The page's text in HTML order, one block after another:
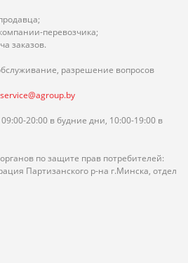
перевозчика;
заказов.
разрешение вопросов
service@agroup.by
20:00 в будние дни, 10:00-19:00 в
по защите прав потребителей:
Партизанского р-на г.Минска, отдел